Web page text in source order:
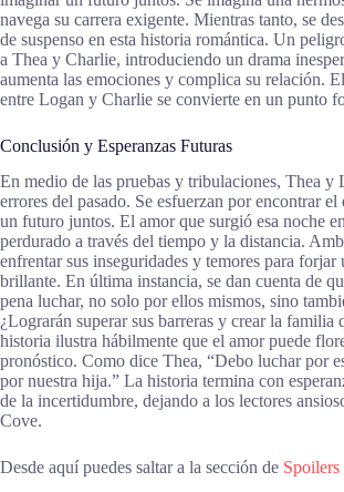
navega su carrera exigente. Mientras tanto, se
de suspenso en esta historia romántica. Un
a Thea y Charlie, introduciendo un drama
aumenta las emociones y complica su relación.
entre Logan y Charlie se convierte en un punto
Conclusión y Esperanzas Futuras
En medio de las pruebas y tribulaciones, Thea y
errores del pasado. Se esfuerzan por encontrar
un futuro juntos. El amor que surgió esa noche
perdurado a través del tiempo y la distancia.
enfrentar sus inseguridades y temores para forjar
brillante. En última instancia, se dan cuenta de
pena luchar, no solo por ellos mismos, sino
¿Lograrán superar sus barreras y crear la familia
historia ilustra hábilmente que el amor puede
pronóstico. Como dice Thea, “Debo luchar por
por nuestra hija.” La historia termina con
de la incertidumbre, dejando a los lectores
Cove.
Desde aquí puedes saltar a la sección de Spoilers